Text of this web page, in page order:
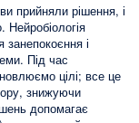
прийняли рішення, і
і
Під час
цілі; все це
знижуючи
допомагає